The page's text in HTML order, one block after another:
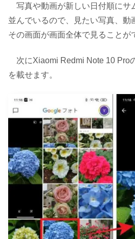
写真や動画が新しい日付順にサ
並んでいるので、見たい写真、動
その画面が画面全体で見ることが
次にXiaomi Redmi Note 10 Pro
を載せます。